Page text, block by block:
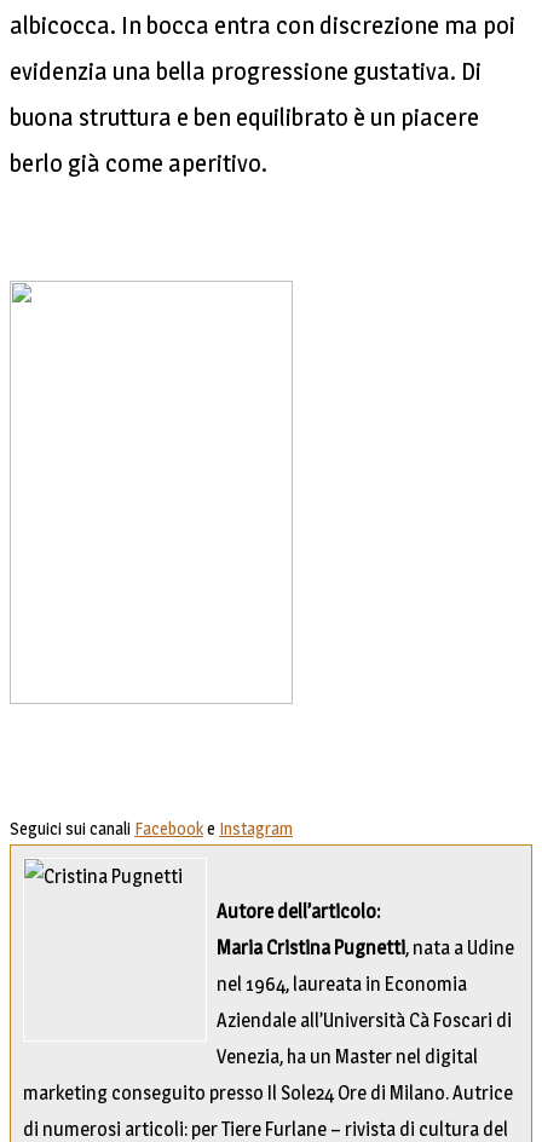
albicocca. In bocca entra con discrezione ma poi
evidenzia una bella progressione gustativa. Di
buona struttura e ben equilibrato è un piacere
berlo già come aperitivo.
Seguici sui canali Facebooke Instagram
Autore dell’articolo:
Maria Cristina Pugnetti, nata a Udine
nel 1964, laureata in Economia
Aziendale all’Università Cà Foscari di
Venezia, ha un Master nel digital
marketing conseguito presso Il Sole24 Ore di Milano. Autrice
di numerosi articoli: per Tiere Furlane – rivista di cultura del